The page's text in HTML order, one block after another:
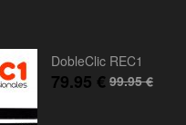
DobleClic REC1
99.95€
79.95 €